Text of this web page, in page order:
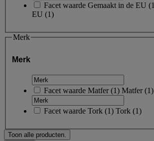
Facet waarde Gemaakt in de EU (1
EU (1)
Merk
Merk
Facet waarde Matfer(1) Matfer(1)
Facet waarde Tork (1) Tork (1)
Toon alle producten.